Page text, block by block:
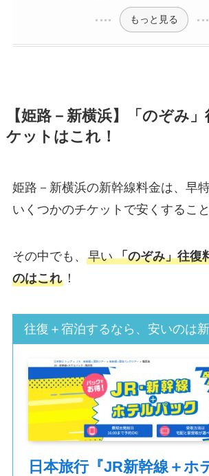
もっと見る
【姫路－新横浜】「のぞみ
ケットはこれ！
姫路－新横浜の新幹線料金は、早
いくつかのチケットで安くするこ
その中でも、 早い 「のぞみ」往復
のはこれ！
往復＋宿泊するなら、安いのは
日本旅行『JR新幹線＋ホ